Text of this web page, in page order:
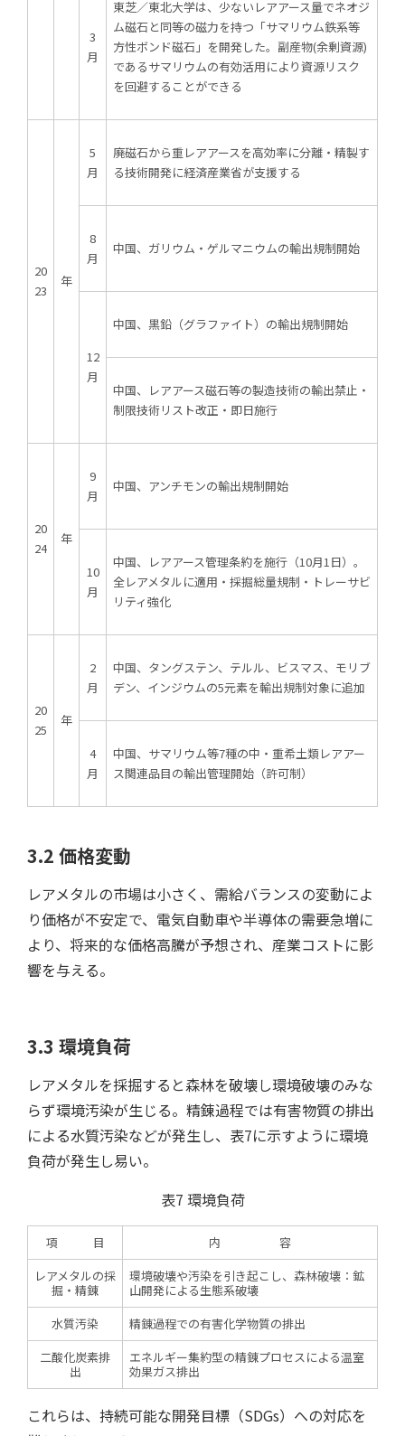
ログイン
3
月
東芝／東北大学は、少ないレアアース量でネオジ
ム磁石と同等の磁力を持つ「サマリウム鉄系等
方性ボンド磁石」を開発した。副産物(余剰資源)
であるサマリウムの有効活用により資源リスク
を回避することができる
20
23
年
5
月
廃磁石から重レアアースを高効率に分離・精製す
る技術開発に経済産業省が支援する
8
月
中国、ガリウム・ゲルマニウムの輸出規制開始
12
月
中国、黒鉛（グラファイト）の輸出規制開始
中国、レアアース磁石等の製造技術の輸出禁止・
制限技術リスト改正・即日施行
20
24
年
9
月
中国、アンチモンの輸出規制開始
10
月
中国、レアアース管理条約を施行（10月1日）。
全レアメタルに適用・採掘総量規制・トレーサビ
リティ強化
20
25
年
2
月
中国、タングステン、テルル、ビスマス、モリブ
デン、インジウムの5元素を輸出規制対象に追加
4
月
中国、サマリウム等7種の中・重希土類レアアー
ス関連品目の輸出管理開始（許可制）
3.2 価格変動
レアメタルの市場は小さく、需給バランスの変動によ
り価格が不安定で、電気自動車や半導体の需要急増に
より、将来的な価格高騰が予想され、産業コストに影
響を与える。
3.3 環境負荷
レアメタルを採掘すると森林を破壊し環境破壊のみな
らず環境汚染が生じる。精錬過程では有害物質の排出
による水質汚染などが発生し、表7に示すように環境
負荷が発生し易い。
表7 環境負荷
項 目
内 容
レアメタルの採
掘・精錬
環境破壊や汚染を引き起こし、森林破壊：鉱
山開発による生態系破壊
水質汚染
精錬過程での有害化学物質の排出
二酸化炭素排
出
エネルギー集約型の精錬プロセスによる温室
効果ガス排出
これらは、持続可能な開発目標（SDGs）への対応を